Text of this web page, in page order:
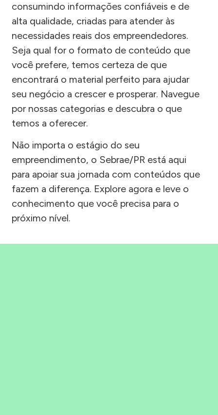
consumindo informações confiáveis e de
alta qualidade, criadas para atender às
necessidades reais dos empreendedores.
Seja qual for o formato de conteúdo que
você prefere, temos certeza de que
encontrará o material perfeito para ajudar
seu negócio a crescer e prosperar. Navegue
por nossas categorias e descubra o que
temos a oferecer.
Não importa o estágio do seu
empreendimento, o Sebrae/PR está aqui
para apoiar sua jornada com conteúdos que
fazem a diferença. Explore agora e leve o
conhecimento que você precisa para o
próximo nível.